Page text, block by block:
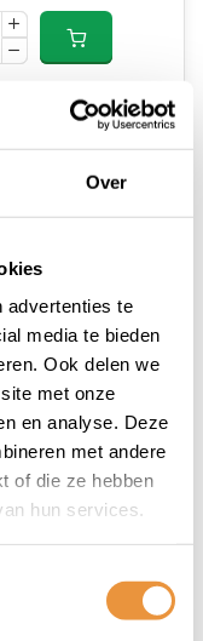
Over
advertenties te
media te bieden
Ook delen we
met onze
en analyse. Deze
met andere
of die ze hebben
hun services.
(0)
Motorolie
half synth
voorraad